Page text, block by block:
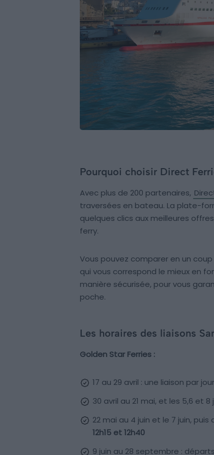
Pourquoi choisir Direct
Avec plus de 200 partenaires,
traversées en bateau. La plate-
quelques clics aux meilleures
ferry.
Vous pouvez comparer en un
qui vous correspond le mieux en
manière sécurisée, pour vous
poche.
Les horaires des liaisons
Golden Star Ferries :
17 au 29 avril : une liaison par
30 avril au 21 mai, et les 5,6 et 8
22 mai au 4 juin et le 7 juin,
12h15 et 12h40
9 juin au 28 septembre :